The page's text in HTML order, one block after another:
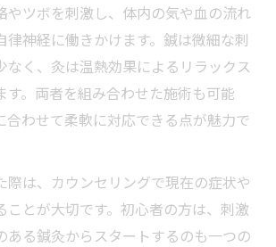
やツボを刺激し、体内の気や血の流れ
律神経に働きかけます。鍼は微細な刺
なく、灸は温熱効果によるリラックス
す。両者を組み合わせた施術も可能
合わせて柔軟に対応できる点が魅力で
際は、カウンセリングで現在の症状や
ことが大切です。初心者の方は、刺激
ある鍼灸からスタートするのも一つの